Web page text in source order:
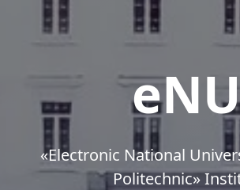
«Еlectronic National
Politechnic»